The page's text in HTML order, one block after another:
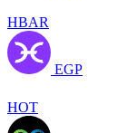
HBAR
EGP
HOT